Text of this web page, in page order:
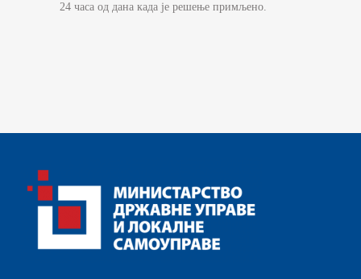
24 часа од дана када је решење примљено.